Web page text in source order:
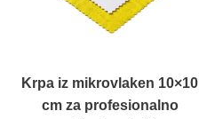
Krpa iz mikrovlaken 10×10
cm za profesionalno